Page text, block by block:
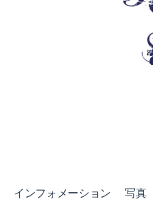
インフォメーション 写真